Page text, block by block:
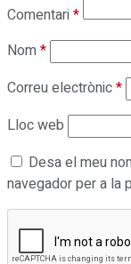
Comentari*
Nom*
Correu electrònic*
Lloc web
Desa el meu
navegador per a la